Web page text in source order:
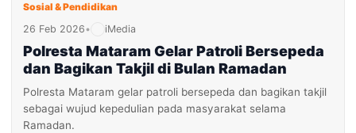
Sosial & Pendidikan
26 Feb 2026• iMedia
Polresta Mataram Gelar Patroli Bersepeda
dan Bagikan Takjil di Bulan Ramadan
Polresta Mataram gelar patroli bersepeda dan bagikan takjil
sebagai wujud kepedulian pada masyarakat selama
Ramadan.